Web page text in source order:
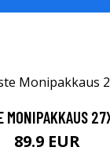
MONIPAKKAUS
89.9 EUR